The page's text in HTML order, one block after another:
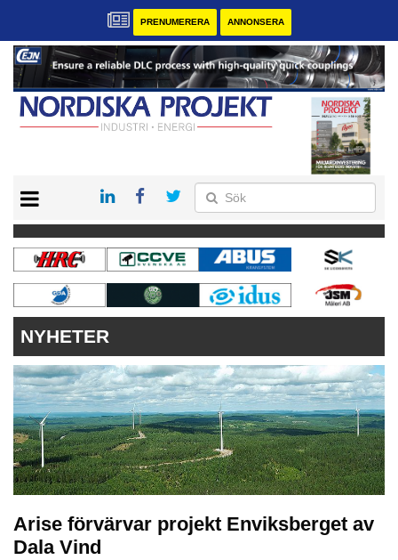
PRENUMERERA ANNONSERA
KONTAKT
VÅRA ANDRA MAGASIN
PRENUMERERA
ANNONSERA
NYHETER
Arise förvärvar projekt Enviksberget av
Dala Vind